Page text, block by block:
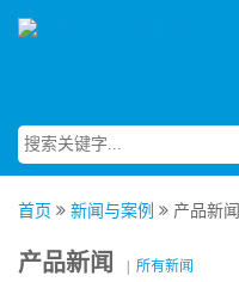
首页 新闻与案例 产品新闻
产品新闻 所有新闻